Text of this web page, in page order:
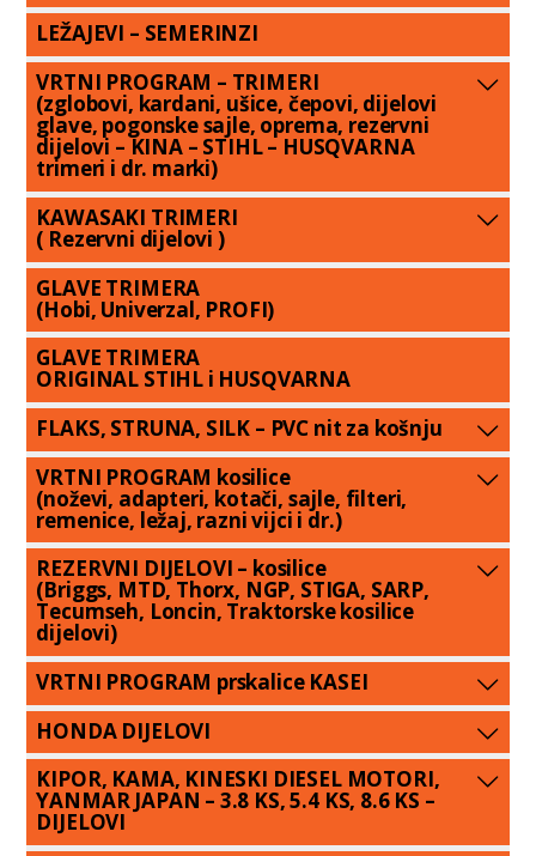
LEŽAJEVI – SEMERINZI
VRTNI PROGRAM – TRIMERI
(zglobovi, kardani, ušice, čepovi, dijelovi
glave, pogonske sajle, oprema, rezervni
dijelovi – KINA – STIHL – HUSQVARNA
trimeri i dr. marki)
KAWASAKI TRIMERI
( Rezervni dijelovi )
GLAVE TRIMERA
(Hobi, Univerzal, PROFI)
GLAVE TRIMERA
ORIGINAL STIHL i HUSQVARNA
FLAKS, STRUNA, SILK – PVC nit za košnju
VRTNI PROGRAM kosilice
(noževi, adapteri, kotači, sajle, filteri,
remenice, ležaj, razni vijci i dr.)
REZERVNI DIJELOVI – kosilice
(Briggs, MTD, Thorx, NGP, STIGA, SARP,
Tecumseh, Loncin, Traktorske kosilice
dijelovi)
VRTNI PROGRAM prskalice KASEI
HONDA DIJELOVI
KIPOR, KAMA, KINESKI DIESEL MOTORI,
YANMAR JAPAN – 3.8 KS, 5.4 KS, 8.6 KS –
DIJELOVI